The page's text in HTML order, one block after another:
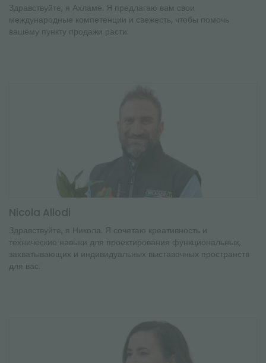
Здравствуйте, я Ахламе. Я предлагаю вам свои
международные компетенции и свежесть, чтобы помочь
вашему пункту продажи расти.
Nicola Allodi
Здравствуйте, я Никола. Я сочетаю креативность и
технические навыки для проектирования функциональных,
захватывающих и индивидуальных выставочных пространств
для вас.